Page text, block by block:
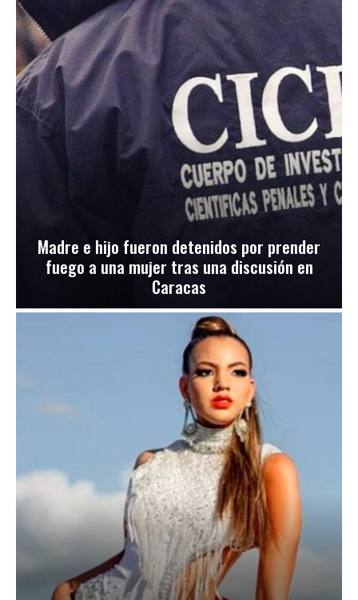
Madre e hijo fueron detenidos por prender
fuego a una mujer tras una discusión en
Caracas